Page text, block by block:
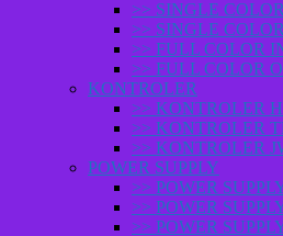
>> SINGLE
>> SINGLE
>> FULL COLOR
>> FULL COLOR
KONTROLER
>> KONTROLER
>> KONTROLER
>> KONTROLER
POWER SUPPLY
>> POWER
>> POWER
>> POWER